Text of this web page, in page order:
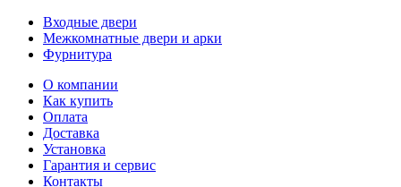
Входные двери
Межкомнатные двери и арки
Фурнитура
О компании
Как купить
Оплата
Доставка
Установка
Гарантия и сервис
Контакты